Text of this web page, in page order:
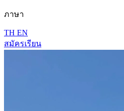
ภาษา
TH EN
สมัครเรียน